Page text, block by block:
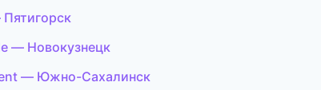
— Новокузнецк
— Южно-Сахалинск